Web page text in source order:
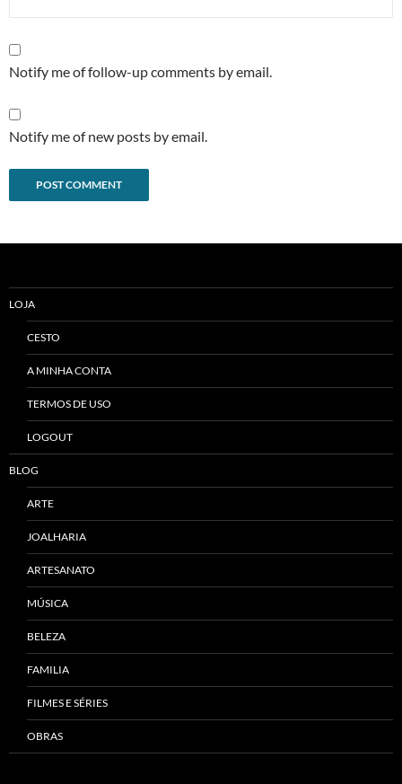
Notify me of follow-up comments by email.
Notify me of new posts by email.
LOJA
CESTO
A MINHA CONTA
TERMOS DE USO
LOGOUT
BLOG
ARTE
JOALHARIA
ARTESANATO
MÚSICA
BELEZA
FAMILIA
FILMES E SÉRIES
OBRAS